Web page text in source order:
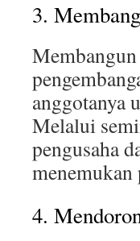
3.
anggotanya
Melalui
pengusaha
4.